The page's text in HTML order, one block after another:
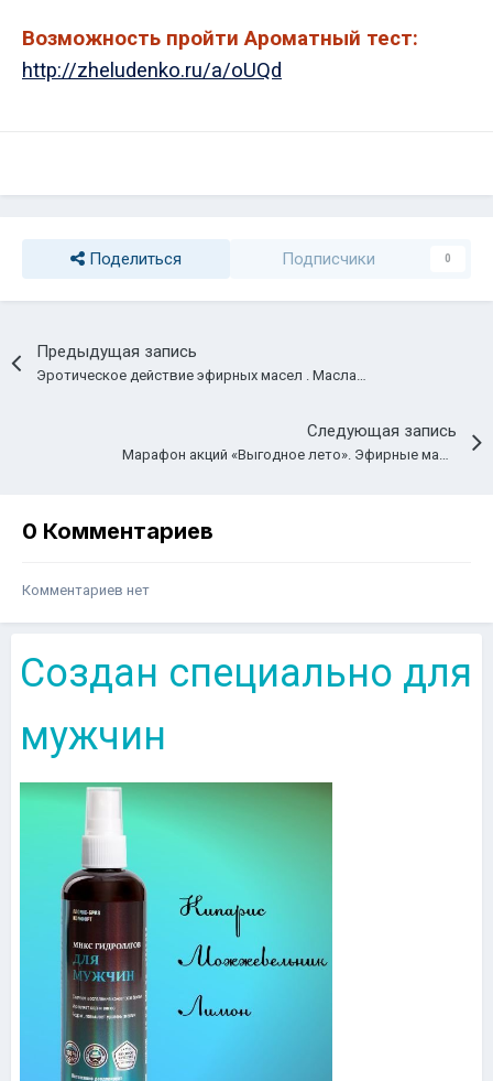
Возможность пройти Ароматный тест:
http://zheludenko.ru/a/oUQd
Поделиться Подписчики 0
Предыдущая запись
Следующая запись
0 Комментариев
Комментариев нет
Создан специально для
мужчин